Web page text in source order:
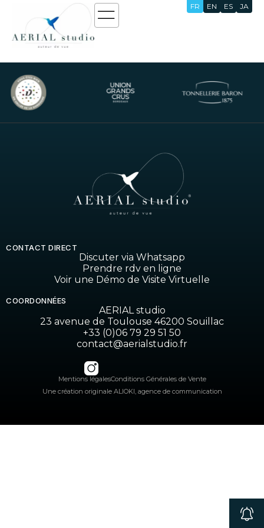
FR EN ES JA
Écran Vert
COORDONNÉES
AERIAL studio
23 avenue de Toulouse 46200 Souillac
+33 (0)06 79 29 51 50
contact@aerialstudio.fr
CONTACT DIRECT
Discuter via Whatsapp
Prendre rdv en ligne
Voir une Démo de Visite Virtuelle
Mentions légalesConditions Générales de Vente
Une création originale ALIOKI, agence de communication